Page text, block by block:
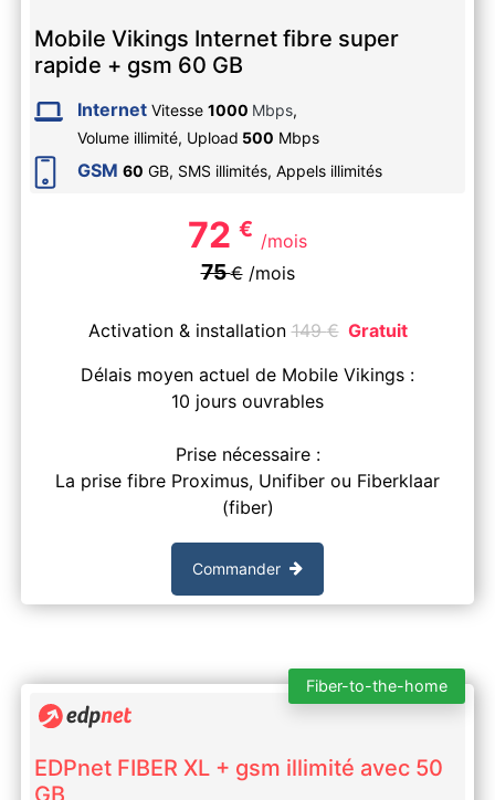
Mobile Vikings Internet fibre super
rapide + gsm 60 GB
Internet Vitesse 1000 Mbps,
Volume illimité, Upload 500 Mbps
GSM 60 GB, SMS illimités, Appels illimités
72 € /mois
75€/mois
Activation & installation149€ Gratuit
Délais moyen actuel de Mobile Vikings :
10 jours ouvrables
Prise nécessaire :
La prise fibre Proximus, Unifiber ou Fiberklaar
(fiber)
Commander
Fiber-to-the-home
EDPnet FIBER XL + gsm illimité avec 50